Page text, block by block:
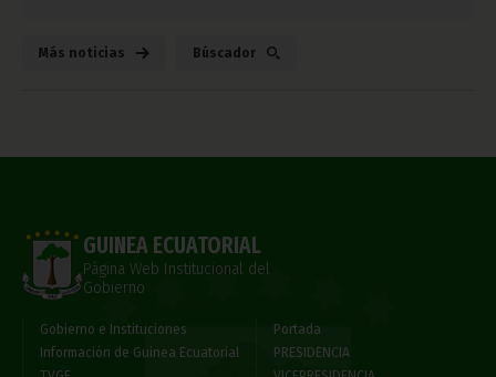
Más noticias Búscador
GUINEA ECUATORIAL
Página Web Institucional del
Gobierno
Gobierno e Instituciones
Información de Guinea Ecuatorial
Portada
PRESIDENCIA